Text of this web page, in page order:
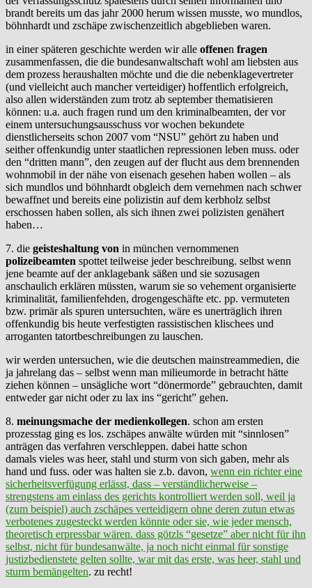
brandt bereits um das jahr 2000 herum wissen musste, wo mundlos,
böhnhardt und zschäpe zwischenzeitlich abgeblieben waren.
in einer späteren geschichte werden wir alle offenen fragen
zusammenfassen, die die bundesanwaltschaft wohl am liebsten aus
dem prozess heraushalten möchte und die die nebenklagevertreter
(und vielleicht auch mancher verteidiger) hoffentlich erfolgreich,
also allen widerständen zum trotz ab september thematisieren
können: u.a. auch fragen rund um den kriminalbeamten, der vor
einem untersuchungsausschuss vor wochen bekundete
dienstlicherseits schon 2007 vom “NSU” gehört zu haben und
seither offenkundig unter staatlichen repressionen leben muss. oder
den “dritten mann”, den zeugen auf der flucht aus dem brennenden
wohnmobil in der nähe von eisenach gesehen haben wollen – als
sich mundlos und böhnhardt obgleich dem vernehmen nach schwer
bewaffnet und bereits eine polizistin auf dem kerbholz selbst
erschossen haben sollen, als sich ihnen zwei polizisten genähert
haben…
7. die geisteshaltung von in münchen vernommenen
polizeibeamten spottet teilweise jeder beschreibung. selbst wenn
jene beamte auf der anklagebank säßen und sie sozusagen
anschaulich erklären müssten, warum sie so vehement organisierte
kriminalität, familienfehden, drogengeschäfte etc. pp. vermuteten
bzw. primär als spuren untersuchten, wäre es unerträglich ihren
offenkundig bis heute verfestigten rassistischen klischees und
arroganten tatortbeschreibungen zu lauschen.
wir werden untersuchen, wie die deutschen mainstreammedien, die
ja jahrelang das – selbst wenn man milieumorde in betracht hätte
ziehen können – unsägliche wort “dönermorde” gebrauchten, damit
entweder gar nicht oder zu lax ins “gericht” gehen.
8. meinungsmache der medienkollegen. schon am ersten
prozesstag ging es los. zschäpes anwälte würden mit “sinnlosen”
anträgen das verfahren verschleppen. dabei hatte schon
damals vieles was heer, stahl und sturm von sich gaben, mehr als
hand und fuss. oder was halten sie z.b. davon, wenn ein richter eine
sicherheitsverfügung erlässt, dass – verständlicherweise –
strengstens am einlass des gerichts kontrolliert werden soll, weil ja
(zum beispiel) auch zschäpes verteidigern ohne deren zutun etwas
verbotenes zugesteckt werden könnte oder sie, wie jeder mensch,
theoretisch erpressbar wären. dass götzls “gesetze” aber nicht für ihn
selbst, nicht für bundesanwälte, ja noch nicht einmal für sonstige
justizbedienstete gelten sollte, war mit das erste, was heer, stahl und
sturm bemängelten. zu recht!